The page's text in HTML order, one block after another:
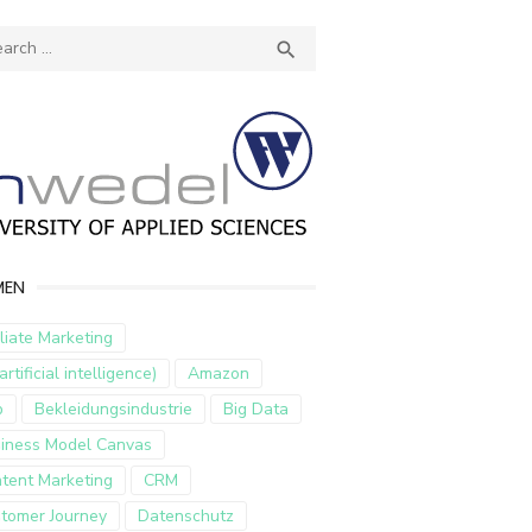

Marketing
intelligence)
Amazon
Bekleidungsindustrie
Big Data
Model Canvas
Marketing
CRM
Journey
Datenschutz